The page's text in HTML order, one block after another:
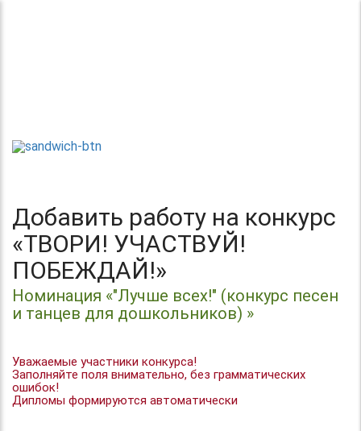
Добавить работу на конкурс
«ТВОРИ! УЧАСТВУЙ!
ПОБЕЖДАЙ!»
Номинация «"Лучше всех!" (конкурс песен
и танцев для дошкольников) »
Уважаемые участники конкурса!
Заполняйте поля внимательно, без грамматических
ошибок!
Дипломы формируются автоматически